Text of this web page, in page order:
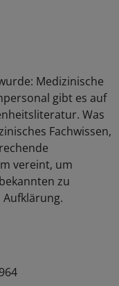
Medizinische
gibt es auf
Was
Fachwissen,
vereint, um
zu